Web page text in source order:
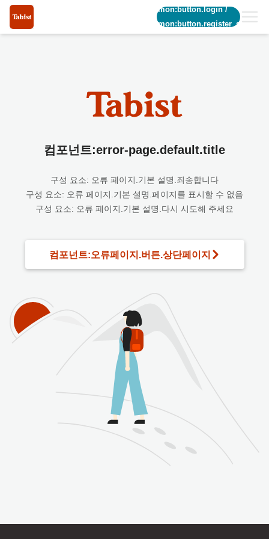
common:button.login/
common:button.register_short
컴포넌트:error-page.default.title
구성 요소: 오류 페이지.기본 설명.죄송합니다
구성 요소: 오류 페이지.기본 설명.페이지를 표시할 수 없음
구성 요소: 오류 페이지.기본 설명.다시 시도해 주세요
컴포넌트:오류페이지.버튼.상단페이지